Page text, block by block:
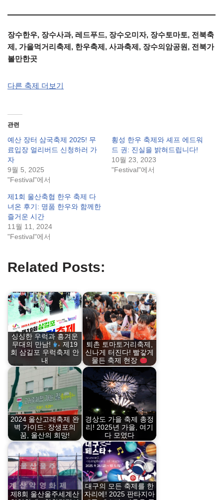
장수한우, 장수사과, 레드푸드, 장수오미자, 장수토마토, 전북축
제, 가을먹거리축제, 한우축제, 사과축제, 장수의암공원, 전북가
볼만한곳
다른 축제 더보기
관련
예산 장터 삼국축제 2025! 무
료입장 얼리버드 신청하러 가
자
9월 5, 2025
"Festival"에서
횡성 한우 축제와 셰프 에드워
드 권: 진실을 밝혀드립니다!
10월 23, 2023
"Festival"에서
제1회 울산축협 한우 축제 다
녀온 후기: 명품 한우와 함께한
즐거운 시간
11월 11, 2024
"Festival"에서
Related Posts:
싱싱한 우럭과 흥겨운
무대의 만남!
제19
회 삼길포 우럭축제 안
내
퇴촌 토마토거리축제,
신나게 터진다! 빨갛게
물든 축제 현장
2024 울산고래축제 완
벽 가이드: 장생포의
꿈, 울산의 희망!
경상도 가을 축제 총정
리! 2025년 가을, 여기
다 모였다
제8회 울산울주세계산
대구의 모든 축제를 한
자리에! 2025 판타지아